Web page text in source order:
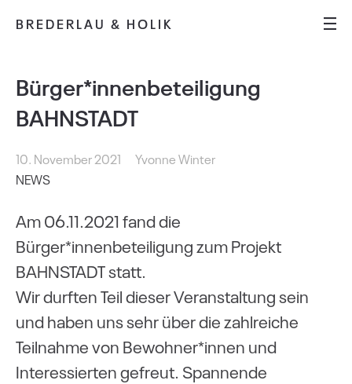
BREDERLAU & HOLIK
Bürger*innenbeteiligung
BAHNSTADT
10. November 2021
Yvonne Winter
NEWS
Am 06.11.2021 fand die
Bürger*innenbeteiligung zum Projekt
BAHNSTADT statt.
Wir durften Teil dieser Veranstaltung sein
und haben uns sehr über die zahlreiche
Teilnahme von Bewohner*innen und
Interessierten gefreut. Spannende